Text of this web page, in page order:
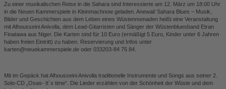
Zu einer musikalischen Reise in die Sahara sind Interessierte am 12. März um 18:00 Uhr
in die Neuen Kammerspiele in Kleinmachnow geladen. Anewal/ Sahara Blues – Musik,
Bilder und Geschichten aus dem Leben eines Wüstennomaden heißt eine Veranstaltung
mit Alhousseini Anivolla, dem Lead-Gitarristen und Sänger der Wüstenbluesband Etran
Finatawa aus Niger. Die Karten sind für 10 Euro (ermäßigt 5 Euro, Kinder unter 6 Jahren
haben freien Eintritt) zu haben. Reservierung und Infos unter
karten@neuekammerspiele.de oder 033203-84 75 84.
Mit im Gepäck hat Alhousseini Anivolla traditionelle Instrumente und Songs aus seiner 2.
Solo-CD „Osas- It´s time“. Die Lieder erzählen von der Schönheit der Wüste und dem